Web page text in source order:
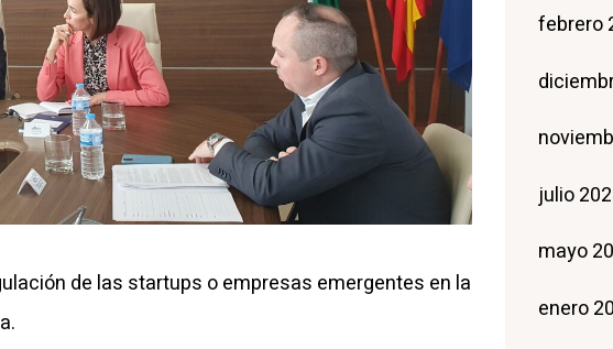
de las startups o empresas emergentes en la
febrero
julio
mayo
enero